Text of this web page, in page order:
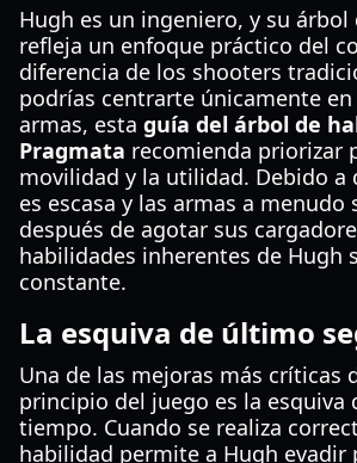
Hugh es un ingeniero, y su árbol
refleja un enfoque práctico del
diferencia de los shooters
podrías centrarte únicamente
armas, esta guía del árbol de
Pragmata recomienda priorizar
movilidad y la utilidad. Debido a
es escasa y las armas a menudo
después de agotar sus
habilidades inherentes de Hugh
constante.
La esquiva de último
Una de las mejoras más críticas
principio del juego es la esquiva
tiempo. Cuando se realiza
habilidad permite a Hugh evadir